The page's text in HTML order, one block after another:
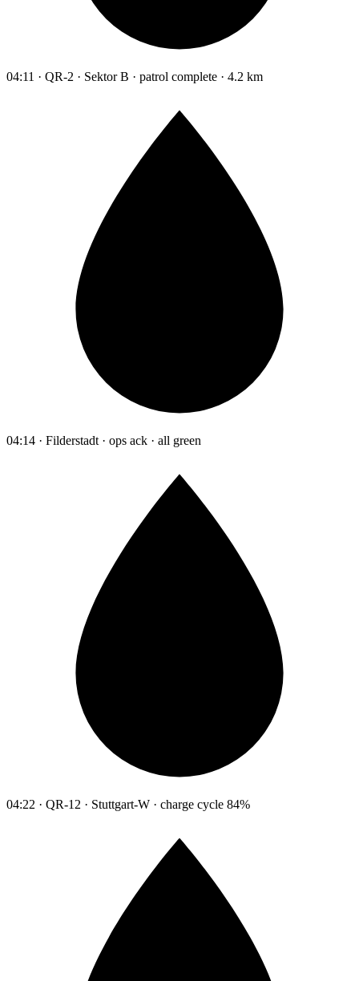
04:11 · QR-2 · Sektor B · patrol complete · 4.2 km
04:14 · Filderstadt · ops ack · all green
04:22 · QR-12 · Stuttgart-W · charge cycle 84%